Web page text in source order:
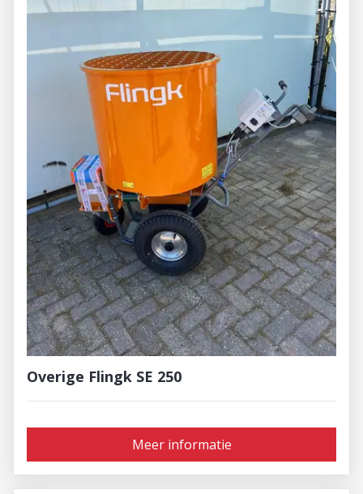
Overige Flingk SE 250
Meer informatie